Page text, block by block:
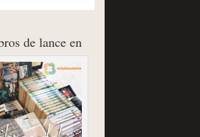
de lance en